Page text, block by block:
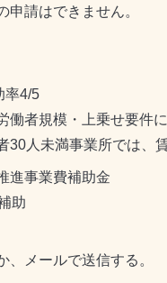
請はできません。
率4/5
者規模・上乗せ要件に
人未満事業所では、
進事業費補助金
助
、メールで送信する。